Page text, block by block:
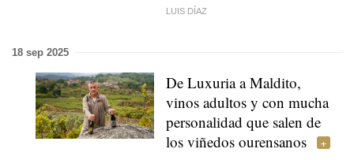
LUIS DÍAZ
18 sep 2025
De Luxuria a Maldito,
vinos adultos y con mucha
personalidad que salen de
los viñedos ourensanos